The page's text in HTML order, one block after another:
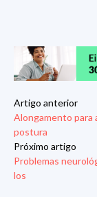
Artigo anterior
Alongamento para
postura
Próximo artigo
Problemas
los